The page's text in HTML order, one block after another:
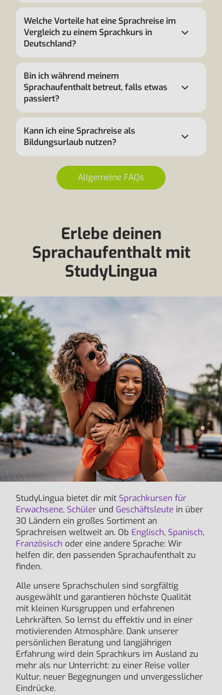
Welche Vorteile hat eine Sprachreise im
Vergleich zu einem Sprachkurs in
Deutschland?
Bin ich während meinem
Sprachaufenthalt betreut, falls etwas
passiert?
Kann ich eine Sprachreise als
Bildungsurlaub nutzen?
Allgemeine FAQs
Erlebe deinen
Sprachaufenthalt mit
StudyLingua
StudyLingua bietet dir mit Sprachkursen für
Erwachsene, Schüler und Geschäftsleute in über
30 Ländern ein großes Sortiment an
Sprachreisen weltweit an. Ob Englisch, Spanisch,
Französisch oder eine andere Sprache: Wir
helfen dir, den passenden Sprachaufenthalt zu
finden.
Alle unsere Sprachschulen sind sorgfältig
ausgewählt und garantieren höchste Qualität
mit kleinen Kursgruppen und erfahrenen
Lehrkräften. So lernst du effektiv und in einer
motivierenden Atmosphäre. Dank unserer
persönlichen Beratung und langjährigen
Erfahrung wird dein Sprachkurs im Ausland zu
mehr als nur Unterricht: zu einer Reise voller
Kultur, neuer Begegnungen und unvergesslicher
Eindrücke.